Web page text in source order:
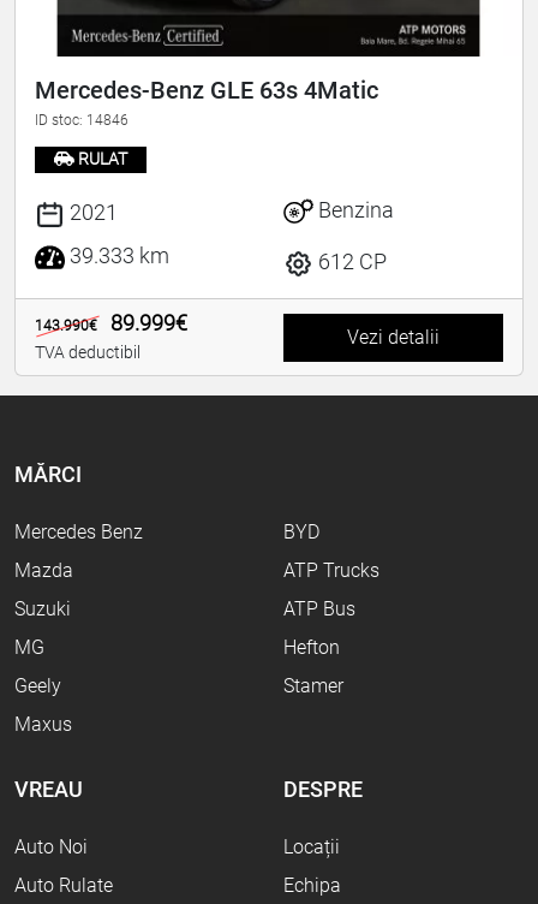
Mercedes-Benz GLE 63s 4Matic
ID stoc: 14846
RULAT
2021
39.333 km
Benzina
612 CP
143.990€ 89.999€
TVA deductibil
Vezi detalii
MĂRCI
Mercedes Benz
Mazda
Suzuki
MG
Geely
Maxus
BYD
ATP Trucks
ATP Bus
Hefton
Stamer
VREAU
Auto Noi
Auto Rulate
DESPRE
Locații
Echipa